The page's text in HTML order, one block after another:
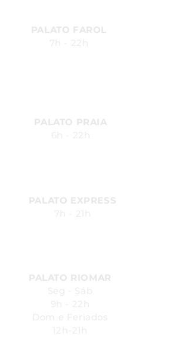
PALATO FAROL
7h - 22h
PALATO PRAIA
6h - 22h
PALATO EXPRESS
7h - 21h
PALATO RIOMAR
Seg - Sáb
9h - 22h
Dom e Feriados
12h-21h